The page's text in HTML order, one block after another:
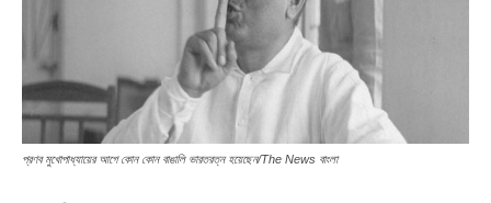
প্রণব মুখোপাধ্যায়ের আগে কোন কোন বাঙালি ভারতরত্ন হয়েছেন/The News বাংলা